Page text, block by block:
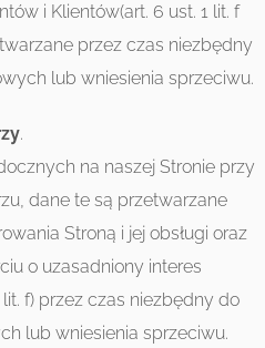
i Klientów(art. 6 ust. 1 lit. f
przez czas niezbędny
lub wniesienia sprzeciwu.
.
na naszej Stronie przy
dane te są przetwarzane
Stroną i jej obsługi oraz
o uzasadniony interes
f) przez czas niezbędny do
lub wniesienia sprzeciwu.